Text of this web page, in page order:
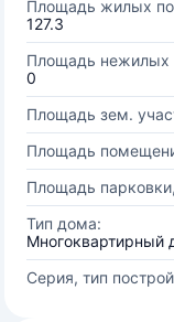
Площадь жилых
127.3
Площадь нежилых
0
Площадь зем.
Площадь
Площадь
Тип дома:
Многоквартирный
Серия, тип